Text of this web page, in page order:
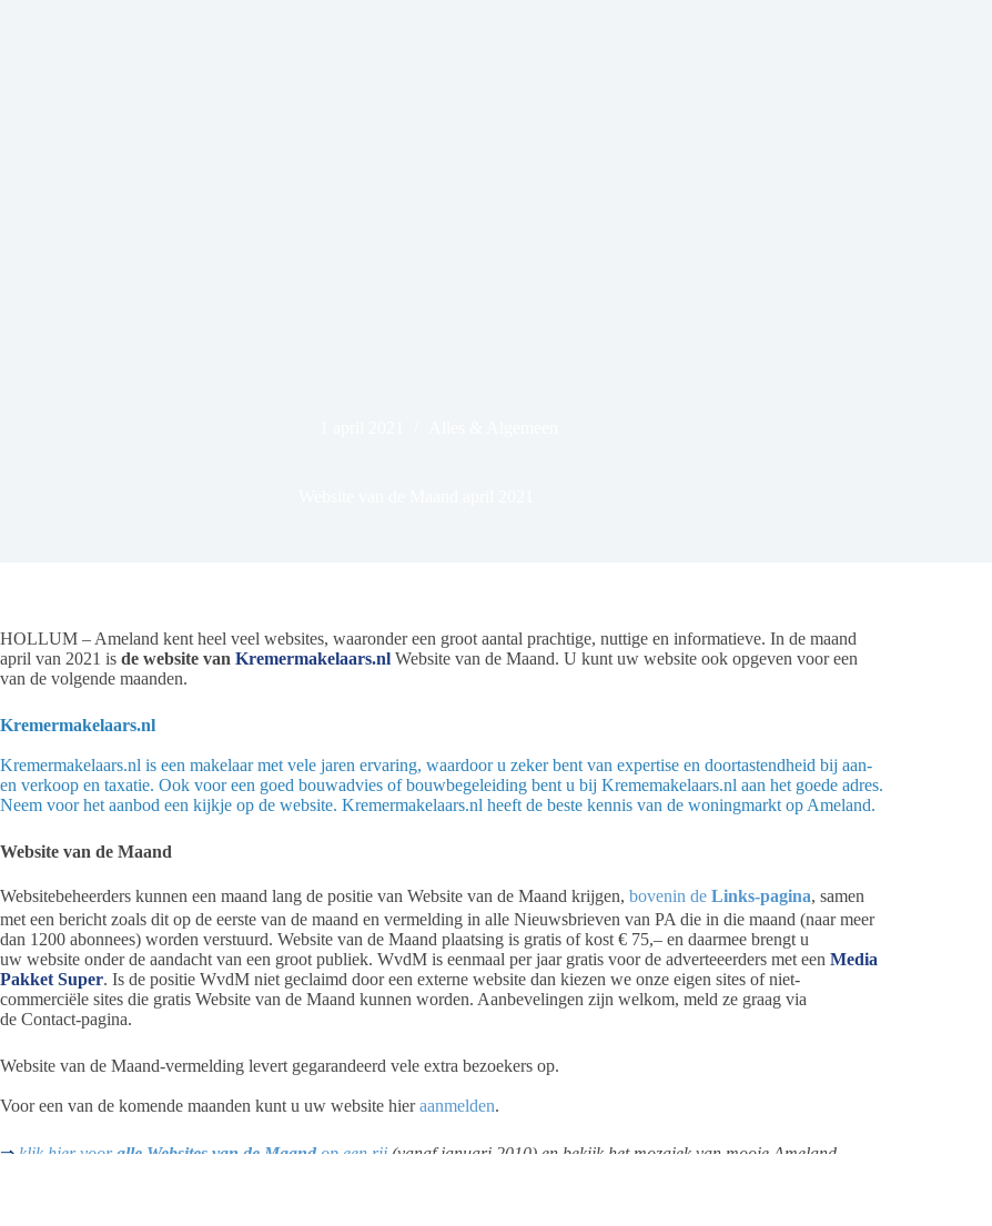
HOLLUM – Ameland kent heel veel websites, waaronder een groot aantal prachtige, nuttige en informatieve. In de maand
april van 2021 is de website van Kremermakelaars.nl Website van de Maand. U kunt uw website ook opgeven voor een
van de volgende maanden.
Kremermakelaars.nl
Kremermakelaars.nl is een makelaar met vele jaren ervaring, waardoor u zeker bent van expertise en doortastendheid bij aan-
en verkoop en taxatie. Ook voor een goed bouwadvies of bouwbegeleiding bent u bij Krememakelaars.nl aan het goede adres.
Neem voor het aanbod een kijkje op de website. Kremermakelaars.nl heeft de beste kennis van de woningmarkt op Ameland.
Website van de Maand
Websitebeheerders kunnen een maand lang de positie van Website van de Maand krijgen, bovenin de Links-pagina, samen
met een bericht zoals dit op de eerste van de maand en vermelding in alle Nieuwsbrieven van PA die in die maand (naar meer
dan 1200 abonnees) worden verstuurd. Website van de Maand plaatsing is gratis of kost € 75,– en daarmee brengt u
uw website onder de aandacht van een groot publiek. WvdM is eenmaal per jaar gratis voor de adverteeerders met een Media
Pakket Super. Is de positie WvdM niet geclaimd door een externe website dan kiezen we onze eigen sites of niet-
commerciële sites die gratis Website van de Maand kunnen worden. Aanbevelingen zijn welkom, meld ze graag via
de Contact-pagina.
Website van de Maand-vermelding levert gegarandeerd vele extra bezoekers op.
Voor een van de komende maanden kunt u uw website hieraanmelden.
⇒ klik hier vooralle Websites van de Maand op een rij (vanaf januari 2010) en bekijk het mozaiek van mooie Ameland